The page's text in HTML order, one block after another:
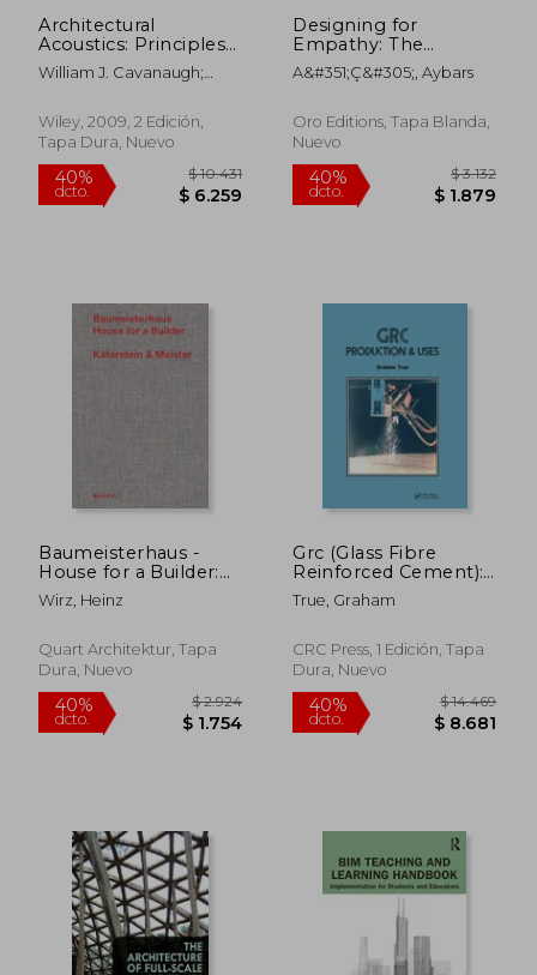
Architectural
Acoustics: Principles
and Practice (en
Inglés)
William J. Cavanaugh;
Wilkes
Wiley, 2009, 2 Edición,
Tapa Dura, Nuevo
40%
dcto. $ 6.259
Designing for
Empathy: The
Architecture of
Connections in
Environments (en
Inglés)
A&#351;ç&#305;, Aybars
Oro Editions, Tapa Blanda,
Nuevo
40%
dcto. $
Baumeisterhaus -
House for a Builder:
Käferstein & Meister
(en Alemán)
Wirz, Heinz
Quart Architektur, Tapa
Dura, Nuevo
Grc (Glass Fibre
Reinforced Cement):
Production and Uses
(en Inglés)
True, Graham
CRC Press, 1 Edición, Tapa
Dura, Nuevo